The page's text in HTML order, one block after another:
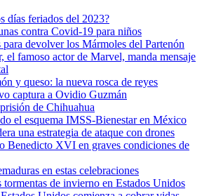
días feriados del 2023?
contra Covid-19 para niños
devolver los Mármoles del Partenón
el famoso actor de Marvel, manda mensaje
y queso: la nueva rosca de reyes
captura a Ovidio Guzmán
de Chihuahua
el esquema IMSS-Bienestar en México
una estrategia de ataque con drones
Benedicto XVI en graves condiciones de
en estas celebraciones
tormentas de invierno en Estados Unidos